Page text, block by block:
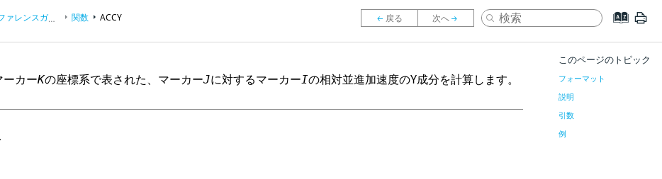
ァレンスガイド 関数 ACCY
ーカーKの座標系で表された、マーカーJに対するマーカーIの相対並進加速度のY成分を計算します。
このページのトピック
フォーマット
説明
引数
例